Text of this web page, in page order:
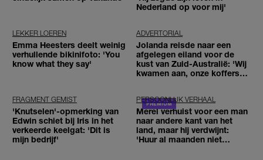
Nederland op voor mij'
LEKKER LOEREN
Emma Heesters deelt weinig
verhullende bikinifoto: 'You
know what they say'
ADVERTORIAL
Jolanda reisde naar een
afgelegen eiland voor de
kust van Zuid-Australië: 'Wij
kwamen aan, onze koffers
FRAGMENT GEMIST
'Knutselen'-opmerking van
Edwin schiet bij Iris in het
verkeerde keelgat: 'Dit is
mijn bedrijf'
PERSOONLIJK VERHAAL
Merel verhuist voor een man
naar andere kant van het
land, maar hij verdwijnt:
'Huur al maanden niet